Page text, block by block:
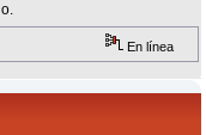
En línea